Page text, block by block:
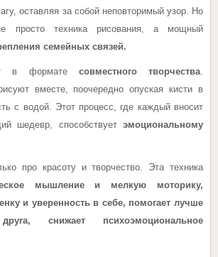
оставляя за собой неповторимый узор. Но
просто техника рисования, а мощный
семейных связей.
в формате совместного творчества.
вместе, поочередно опуская кисти в
с водой. Этот процесс, где каждый вносит
шедевр, способствует эмоциональному
про красоту и творчество. Эта техника
мышление и мелкую моторику,
и уверенность в себе, помогает лучше
снижает психоэмоциональное